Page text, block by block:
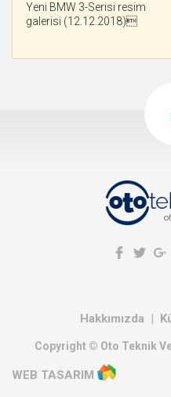
Yeni BMW 3-Serisi resim
galerisi (12.12.2018)
Hakkımızda
Copyright © Oto Teknik
WEB TASARIM